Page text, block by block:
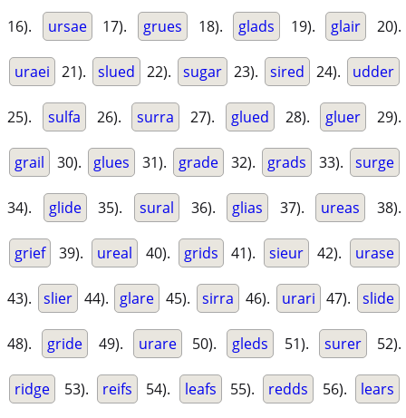
16). ursae 17). grues 18). glads 19). glair 20).
uraei 21). slued 22). sugar 23). sired 24). udder
25). sulfa 26). surra 27). glued 28). gluer 29).
grail 30). glues 31). grade 32). grads 33). surge
34). glide 35). sural 36). glias 37). ureas 38).
grief 39). ureal 40). grids 41). sieur 42). urase
43). slier 44). glare 45). sirra 46). urari 47). slide
48). gride 49). urare 50). gleds 51). surer 52).
ridge 53). reifs 54). leafs 55). redds 56). lears